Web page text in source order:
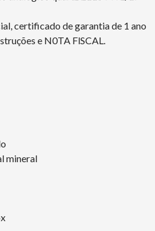
certificado de garantia de 1 ano
e N0TA FlSCAL.
mineral